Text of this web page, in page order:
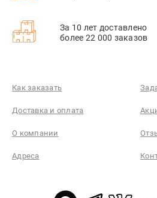
За 10 лет доставлено
более 22 000 заказов
Как заказать
Доставка и оплата
О компании
Адреса